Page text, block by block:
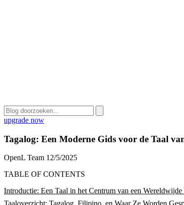
upgrade now
Tagalog: Een Moderne Gids voor de Taal
OpenL Team 12/5/2025
TABLE OF CONTENTS
Introductie: Een Taal in het Centrum van een Wereldwijde